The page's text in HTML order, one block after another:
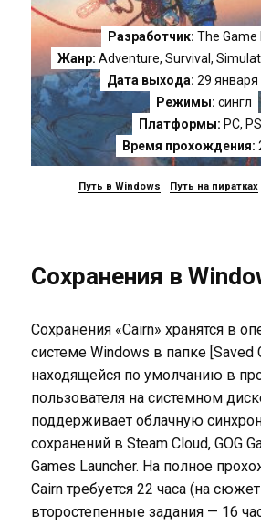
Разработчик: The Game
Жанр: Adventure,Survival,
Дата выхода: 29 января
Режимы: сингл
Платформы: PC,
Время прохождения:
Путь в Windows Путь на пиратках
Сохранения в
Сохранения «Cairn» хранятся в
системе Windows в папке [Saved
находящейся по умолчанию в
пользователя на системном
поддерживает облачную
сохранений в Steam Cloud, GOG
Games Launcher. На полное
Cairn требуется 22 часа (на
второстепенные задания — 16